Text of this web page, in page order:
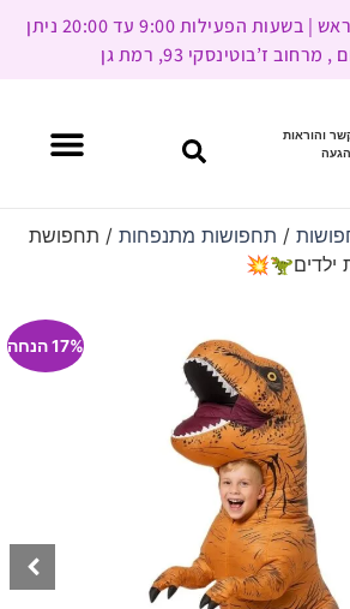
ניתן להגיע בתיאום מראש | בשעות הפעילות 9:00 עד 20:00 ניתן
ז’בוטינסקי 93, רמת גן
והוראות
הגעה
/ תחפושות מתנפחות/ תחפושת
ילדים🦖💥
17% הנחה